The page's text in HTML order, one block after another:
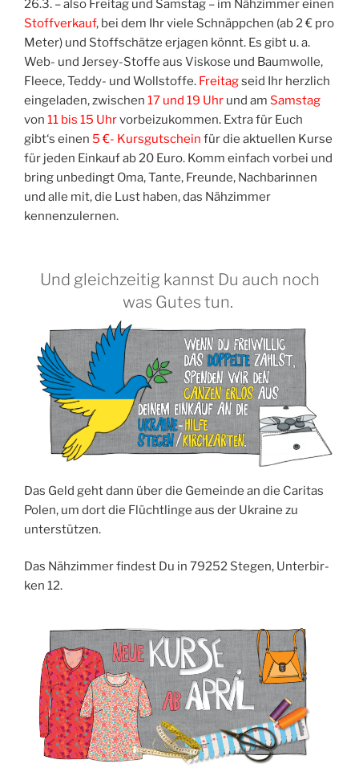
26.3. – also Frei­tag und Sams­tag – im Näh­zim­mer einen
Stoff­ver­kauf, bei dem Ihr vie­le Schnäpp­chen (ab 2 € pro
Meter) und Stoff­schät­ze erja­gen könnt. Es gibt u. a.
Web- und Jer­sey-Stof­fe aus Vis­ko­se und Baum­wol­le,
Fleece, Ted­dy- und Woll­stof­fe. Frei­tagseid Ihr herz­lich
ein­ge­la­den, zwi­schen 17 und 19 Uhr und am Sams­tag
von 11 bis 15 Uhrvor­bei­zu­kom­men. Extra für Euch
gibt‘s einen 5 €- Kurs­gut­schein für die aktu­el­len Kur­se
für jeden Ein­kauf ab 20 Euro. Komm ein­fach vor­bei und
bring unbe­dingt Oma, Tan­te, Freun­de, Nach­ba­rin­nen
und alle mit, die Lust haben, das Näh­zim­mer
kennenzulernen.
Und gleichzeitig kannst Du auch noch
was Gutes tun.
Das Geld geht dann über die Gemein­de an die Cari­tas
Polen, um dort die Flücht­lin­ge aus der Ukrai­ne zu
unterstützen.
Das Näh­zim­mer fin­dest Du in 79252 Ste­gen, Unter­bir­
ken 12.